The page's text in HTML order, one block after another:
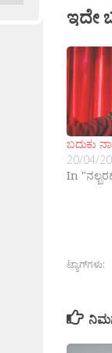
ಇದೇ
ಬದುಕು
20/04/
In
ಟ್ಯಾಗ್‌ಗಳು: